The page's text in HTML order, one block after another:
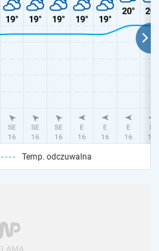
Temp. odczuwalna